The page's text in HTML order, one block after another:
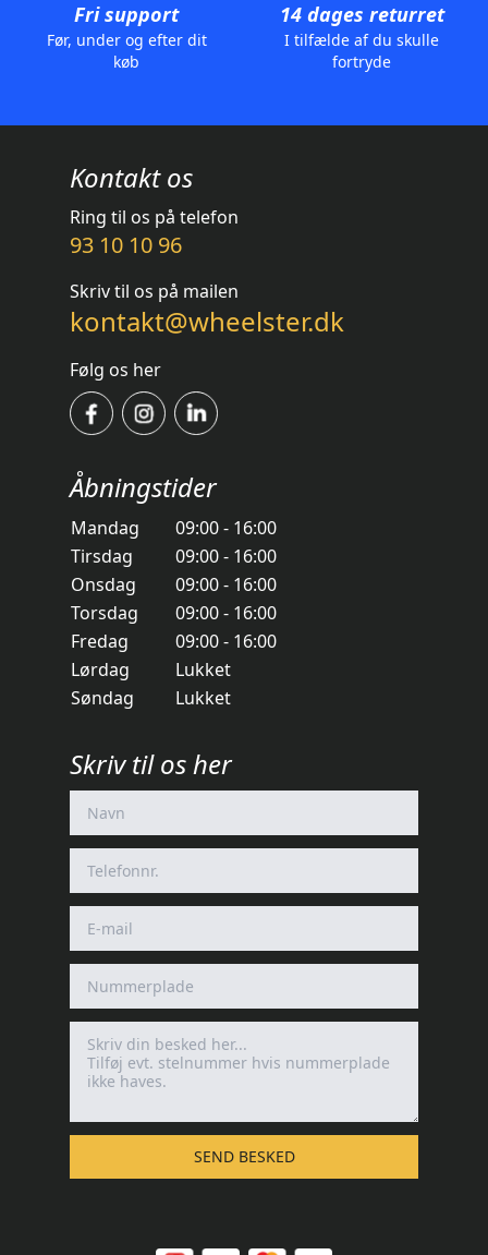
Fri support
Før, under og efter dit
køb
14 dages returret
I tilfælde af du skulle
fortryde
Kontakt os
Ring til os på telefon
93 10 10 96
Skriv til os på mailen
kontakt@wheelster.dk
Følg os her
Åbningstider
Mandag
09:00 - 16:00
Tirsdag
09:00 - 16:00
Onsdag
09:00 - 16:00
Torsdag
09:00 - 16:00
Fredag
09:00 - 16:00
Lørdag
Lukket
Søndag
Lukket
Skriv til os her
SEND BESKED